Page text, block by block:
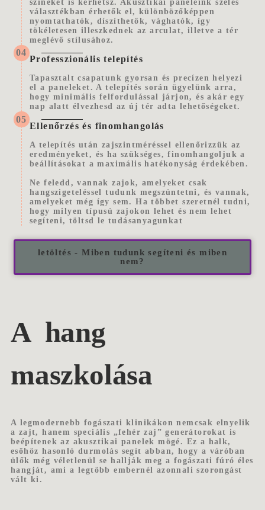
színeket is kérhetsz. Akusztikai paneleink széles
választékban érhetők el, különbözőképpen
nyomtathatók, díszíthetők, vághatók, így
tökéletesen illeszkednek az arculat, illetve a tér
meglévő stílusához.
04
Professzionális telepítés
Tapasztalt csapatunk gyorsan és precízen helyezi
el a paneleket. A telepítés során ügyelünk arra,
hogy minimális felfordulással járjon, és akár egy
nap alatt élvezhesd az új tér adta lehetőségeket.
05
Ellenőrzés és finomhangolás
A telepítés után zajszintméréssel ellenőrizzük az
eredményeket, és ha szükséges, finomhangoljuk a
beállításokat a maximális hatékonyság érdekében.
Ne feledd, vannak zajok, amelyeket csak
hangszigeteléssel tudunk megszüntetni, és vannak,
amelyeket még így sem. Ha többet szeretnél tudni,
hogy milyen típusú zajokon lehet és nem lehet
segíteni, töltsd le tudásanyagunkat
letöltés - Miben tudunk segíteni és miben
nem?
A hang
maszkolása
A legmodernebb fogászati klinikákon nemcsak elnyelik
a zajt, hanem speciális „fehér zaj” generátorokat is
beépítenek az akusztikai panelek mögé. Ez a halk,
esőhöz hasonló durmolás segít abban, hogy a váróban
ülők még véletlenül se hallják meg a fogászati fúró éles
hangját, ami a legtöbb embernél azonnali szorongást
vált ki.